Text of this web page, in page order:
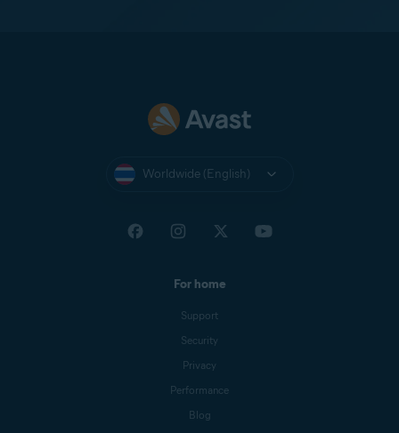
Worldwide (English)
For home
Support
Security
Privacy
Performance
Blog